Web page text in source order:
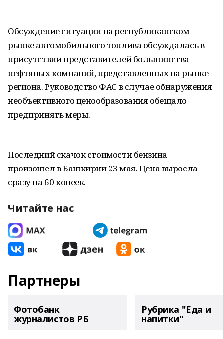
Обсуждение ситуации на республиканском
рынке автомобильного топлива обсуждалась в
присутствии представителей большинства
нефтяных компаний, представленных на рынке
региона. Руководство ФАС в случае обнаружения
необъективного ценообразования обещало
предпринять меры.
Последний скачок стоимости бензина
произошел в Башкирии 23 мая. Цена выросла
сразу на 60 копеек.
Читайте нас
Партнеры
Фотобанк
журналистов РБ
Рубрика "Еда и
напитки"